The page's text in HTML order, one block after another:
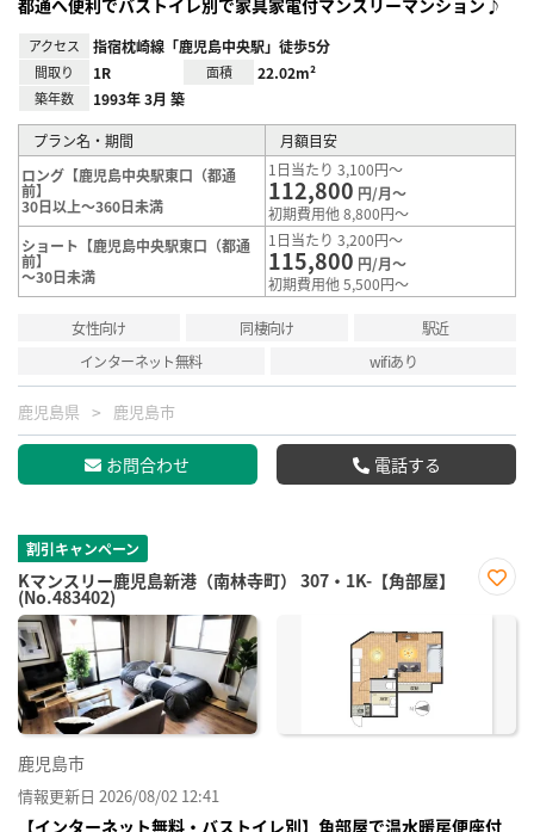
都通へ便利でバストイレ別で家具家電付マンスリーマンション♪
アクセス 指宿枕崎線「鹿児島中央駅」徒歩5分
間取り 1R 面積 22.02m²
築年数 1993年 3月 築
プラン名・期間
月額目安
ロング【鹿児島中央駅東口（都通
前】
30日以上～360日未満
1日当たり 3,100円～
112,800 円/月～
初期費用他 8,800円～
ショート【鹿児島中央駅東口（都通
前】
～30日未満
1日当たり 3,200円～
115,800 円/月～
初期費用他 5,500円～
女性向け 同棲向け
駅近
インターネット無料
wifiあり
鹿児島県 鹿児島市
お問合わせ 電話する
割引キャンペーン
Kマンスリー鹿児島新港（南林寺町） 307・1K-【角部屋】
(No.483402)
に入
鹿児島市
情報更新日 2026/08/02 12:41
【インターネット無料・バストイレ別】角部屋で温水暖房便座付